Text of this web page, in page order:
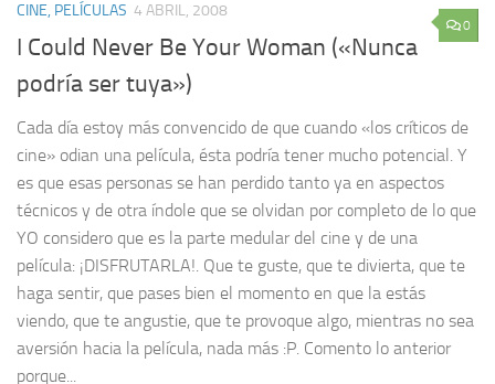
0
CINE, PELÍCULAS 4 ABRIL, 2008
I Could Never Be Your Woman («Nunca
podría ser tuya»)
Cada día estoy más convencido de que cuando «los críticos de
cine» odian una película, ésta podría tener mucho potencial. Y
es que esas personas se han perdido tanto ya en aspectos
técnicos y de otra índole que se olvidan por completo de lo que
YO considero que es la parte medular del cine y de una
película: ¡DISFRUTARLA!. Que te guste, que te divierta, que te
haga sentir, que pases bien el momento en que la estás
viendo, que te angustie, que te provoque algo, mientras no sea
aversión hacia la película, nada más :P. Comento lo anterior
porque...